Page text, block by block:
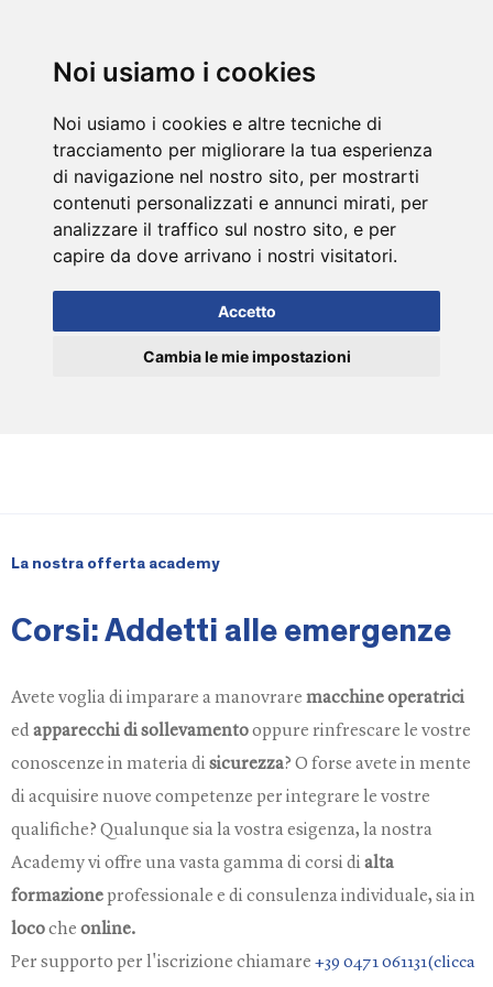
Noi usiamo i cookies
Noi usiamo i cookies e altre tecniche di
tracciamento per migliorare la tua esperienza
di navigazione nel nostro sito, per mostrarti
contenuti personalizzati e annunci mirati, per
analizzare il traffico sul nostro sito, e per
capire da dove arrivano i nostri visitatori.
Accetto
Cambia le mie impostazioni
La nostra offerta academy
Corsi: Addetti alle emergenze
Avete voglia di imparare a manovrare macchine operatrici
edapparecchi di sollevamentooppure rinfrescare le vostre
conoscenze in materia disicurezza? O forse avete in mente
di acquisire nuove competenze per integrare le vostre
qualifiche? Qualunque sia la vostra esigenza, la nostra
Academy vi offre una vasta gamma di corsi dialta
formazioneprofessionale e di consulenza individuale, sia in
locoche online.
Per supporto per l'iscrizione chiamare +39 0471 061131(clicca